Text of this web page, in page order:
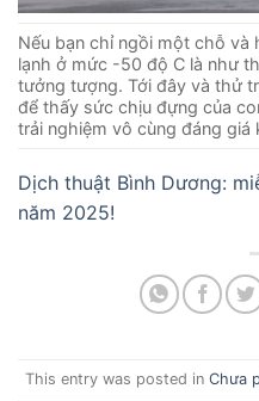
Nếu bạn chỉ ngồi một chỗ và
lạnh ở mức -50 độ C là như
tưởng tượng. Tới đây và thử
để thấy sức chịu đựng của
trải nghiệm vô cùng đáng giá
Dịch thuật Bình Dương:
năm 2025!
This entry was posted in Chưa